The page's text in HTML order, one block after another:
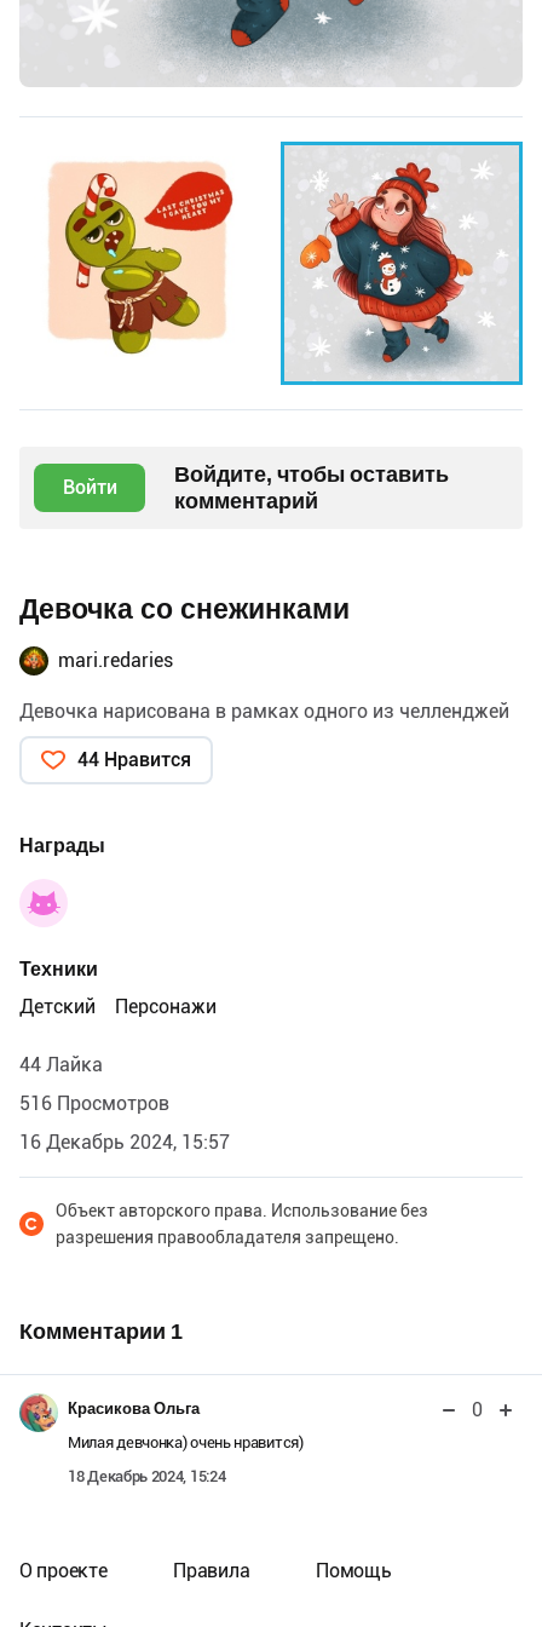
Войти
Войдите, чтобы оставить
комментарий
Девочка со снежинками
mari.redaries
Девочка нарисована в рамках одного из челленджей
44 Нравится
Награды
Техники
Детский
Персонажи
44 Лайка
516 Просмотров
16 Декабрь 2024, 15:57
Объект авторского права. Использование без
разрешения правообладателя запрещено.
Комментарии 1
Красикова Ольга 0
Милая девчонка) очень нравится)
18 Декабрь 2024, 15:24
О проекте Правила Помощь